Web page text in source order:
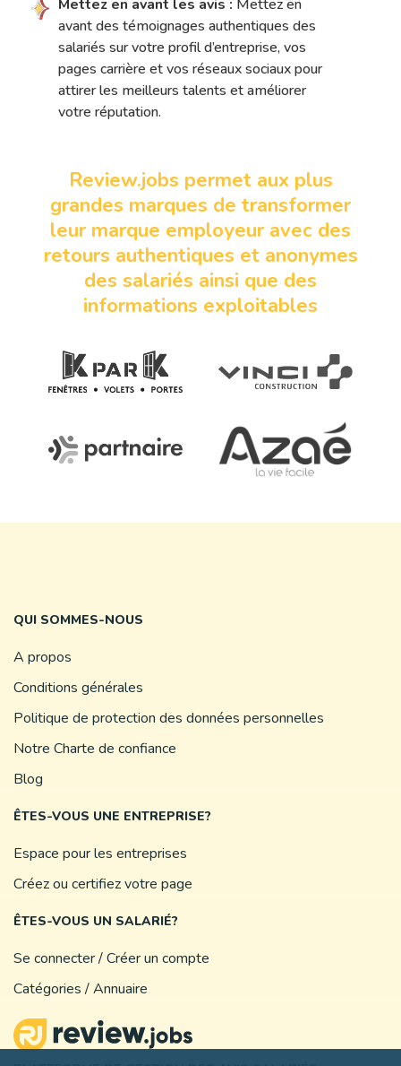
Mettez en avant les avis : Mettez en
avant des témoignages authentiques des
salariés sur votre profil d’entreprise, vos
pages carrière et vos réseaux sociaux pour
attirer les meilleurs talents et améliorer
votre réputation.
Review.jobs permet aux plus
grandes marques de transformer
leur marque employeur avec des
retours authentiques et anonymes
des salariés ainsi que des
informations exploitables
QUI SOMMES-NOUS
A propos
Conditions générales
Politique de protection des données personnelles
Notre Charte de confiance
Blog
ÊTES-VOUS UNE ENTREPRISE?
Espace pour les entreprises
Créez ou certifiez votre page
ÊTES-VOUS UN SALARIÉ?
Se connecter / Créer un compte
Catégories / Annuaire